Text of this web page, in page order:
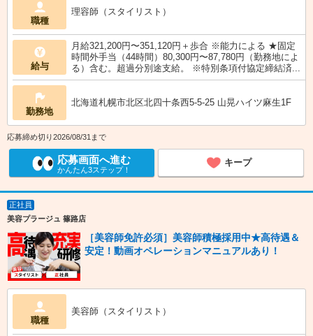
職種
理容師（スタイリスト）
給与
月給321,200円〜351,120円＋歩合 ※能力による ★固定
時間外手当（44時間）80,300円〜87,780円（勤務地によ
る）含む。超過分別途支給。 ※特別条項付協定締結済...
勤務地
北海道札幌市北区北四十条西5-5-25 山晃ハイツ麻生1F
応募締め切り2026/08/31まで
応募画面へ進む
かんたん3ステップ！
キープ
正社員
美容プラージュ 篠路店
［美容師免許必須］美容師積極採用中★高待遇＆
安定！動画オペレーションマニュアルあり！
職種
美容師（スタイリスト）